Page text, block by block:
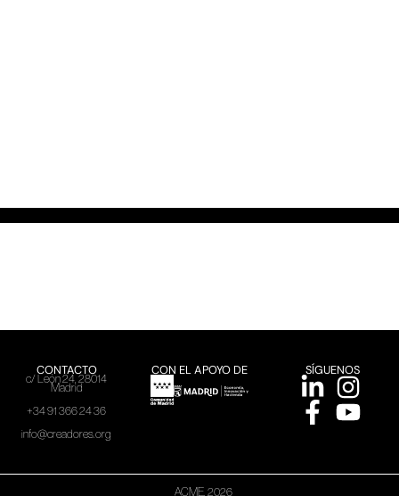
CONTACTO
c/ León 24, 28014
Madrid
+34 91 366 24 36
info@creadores.org
CON EL APOYO DE SÍGUENOS
ACME, 2026